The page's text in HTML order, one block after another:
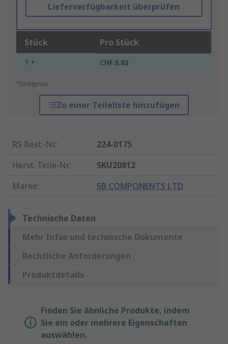
Lieferverfügbarkeit überprüfen
Stück Pro Stück
1 + CHF.8.83
*Richtpreis
Zu einer Teileliste hinzufügen
RS Best.-Nr.:
224-0175
Herst. Teile-Nr.:
SKU20812
Marke: SB COMPONENTS LTD
Technische Daten
Mehr Infos und technische Dokumente
Rechtliche Anforderungen
Produktdetails
Finden Sie ähnliche Produkte, indem
Sie ein oder mehrere Eigenschaften
auswählen.